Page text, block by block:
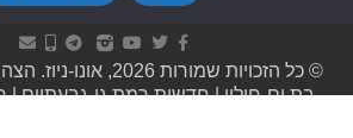
© כל הזכויות שמורות 2026, אונו-ניוז.
בת ים-חולון|חדשות רמת גן-גבעתיים|